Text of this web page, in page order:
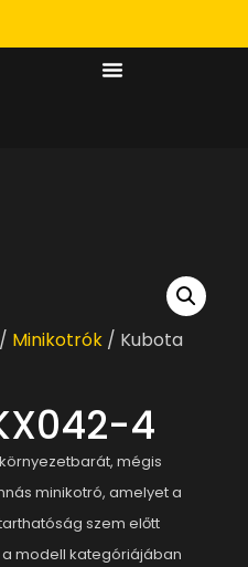
/ Minikotrók / Kubota
4
mégis
minikotró, amelyet a
szem előtt
a modell kategóriájában